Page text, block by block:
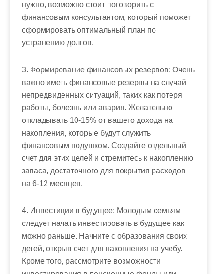
нужно, возможно стоит поговорить с
финансовым консультантом, который поможет
сформировать оптимальный план по
устранению долгов.
3. Формирование финансовых резервов: Очень
важно иметь финансовые резервы на случай
непредвиденных ситуаций, таких как потеря
работы, болезнь или авария. Желательно
откладывать 10-15% от вашего дохода на
накопления, которые будут служить
финансовым подушком. Создайте отдельный
счет для этих целей и стремитесь к накоплению
запаса, достаточного для покрытия расходов
на 6-12 месяцев.
4. Инвестиции в будущее: Молодым семьям
следует начать инвестировать в будущее как
можно раньше. Начните с образования своих
детей, открыв счет для накопления на учебу.
Кроме того, рассмотрите возможности